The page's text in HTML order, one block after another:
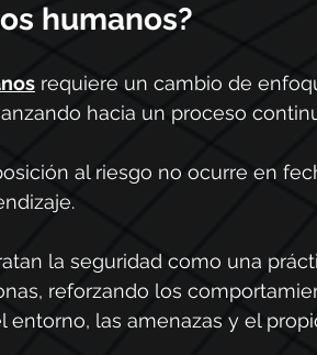
humanos?
requiere un cambio de
hacia un proceso
al riesgo no ocurre en
la seguridad como una
reforzando los
las amenazas y el